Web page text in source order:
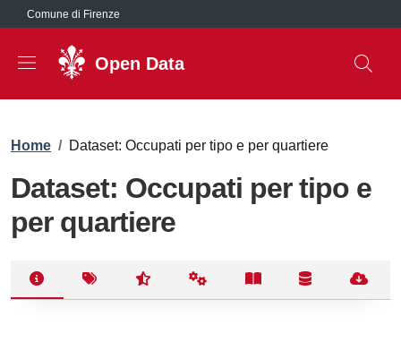
Salta al contenuto principale
Comune di Firenze
Open Data
Briciole di pane
Home / Dataset: Occupati per tipo e per quartiere
Dataset: Occupati per tipo e
per quartiere